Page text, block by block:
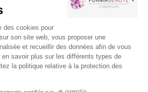
complémentaires
venteMentions légales